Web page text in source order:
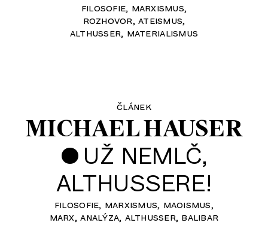
filosofie marxismus
rozhovor ateismus
althusser materialismus
článek
MICHAEL HAUSER
• UŽ NEMLČ,
ALTHUSSERE!
filosofie marxismus maoismus
marx analýza althusser balibar